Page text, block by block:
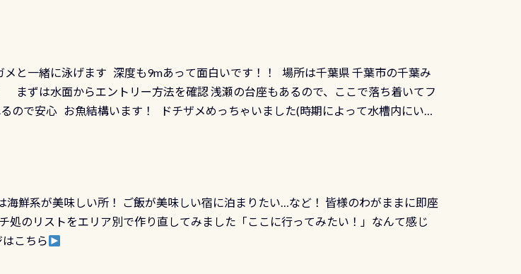
、なかなか海では見られない光景です 透明度の良い川を数百メートルドリフトす
「オオサンショウウオ」が見れる 長良川ダイビング最大の見どころがこの特別天然
ものでは体長1mを超える世界最大の両生類です個体数が少なくかなり貴重な生物で
とが出来ます特別天然記念物と言えば他には「 続きを読む
、Mermaid、EFR、TECなど特別プログラムの専用カードが発行されるもの
ィブ・スペシャルティ、AWAREデザインカードを申し込みの方は対象外となりま
降に発行されるカードは通常デザインとなります ダイビングは、始めた「年」も
人それぞれ。でも、「いつ始めたか」は、あとから振り返ると大切な思い出になり
ースを修了されたら、ぜひ参加してみてくださいね 毎月60名様、年間720名様に
ダイブセンター／リゾートが用意したオリジナル景品が当たることも！ PADIデジタ
と一緒に泳げます 深度も9mあって面白いです！！ 場所は千葉県 千葉市の千葉み
ずは水面からエントリー方法を確認 浅瀬の台座もあるので、ここで落ち着いてフ
ので安心 お魚結構います！ ドチザメめっちゃいました(時期によって水槽内にいる
出来るので、付き添いの方とも記念撮影も出来ますよ スキンダイビングでも参加
さい！ 写真撮影の練習や、4時間たっぷり利用出来るので、普通に中性浮力の練習
ちら
鮮系が美味しい所！ ご飯が美味しい宿に泊まりたい…など！ 皆様のわがままに即座
処のリストをエリア別で作り直してみました「ここに行ってみたい！」なんて感じ
こちら